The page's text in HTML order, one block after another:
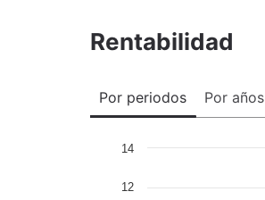
Rentabilidad
Por periodos Por años
12
14